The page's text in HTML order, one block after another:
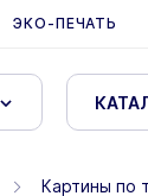
ЭКО-ПЕЧАТЬ
Картины по